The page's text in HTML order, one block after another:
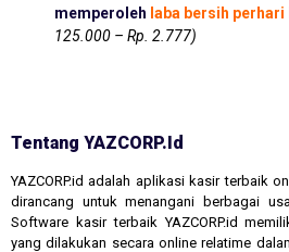
memperoleh laba bersih perhari
125.000 – Rp. 2.777)
Tentang YAZCORP.id
YAZCORP.id adalah aplikasi kasir terbaik
dirancang untuk menangani berbagai
Software kasir terbaik YAZCORP.id
yang dilakukan secara online relatime